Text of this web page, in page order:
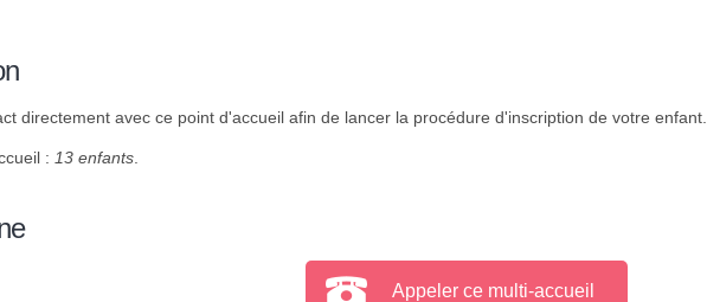
directement avec ce point d'accueil afin de lancer la procédure d'inscription de votre enfant.
: 13 enfants.
Appeler ce multi-accueil